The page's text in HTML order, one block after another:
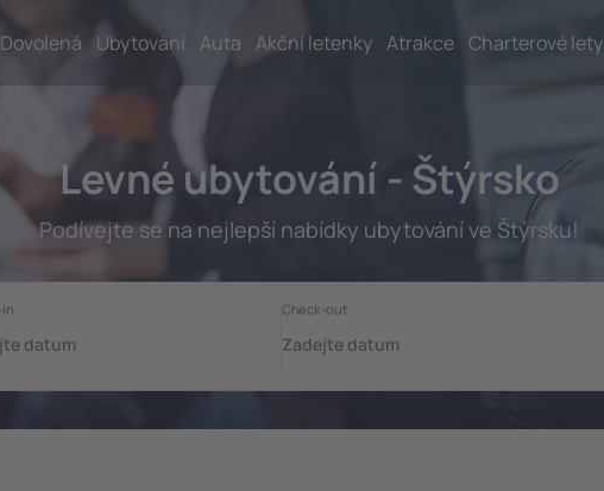
Dovolená Ubytování Auta Akční letenky Atrakce Charterové lety
Levné ubytování - Štýrsko
Podívejte se na nejlepší nabídky ubytování ve Štýrsku!